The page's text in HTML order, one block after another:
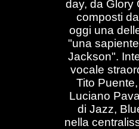
day, da Glory
composti
oggi una
"una
Jackson".
vocale
Tito
Luciano
di Jazz,
nella